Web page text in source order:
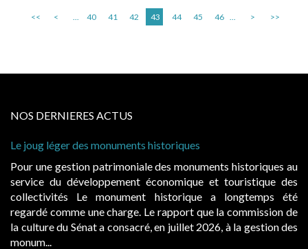
<< < ... 40 41 42 43 44 45 46 ... > >>
NOS DERNIERES ACTUS
léger des monuments historiques
gestion patrimoniale des monuments historiques au
du développement économique et touristique des
Le monument historique a longtemps été
comme une charge. Le rapport que la commission de
du Sénat a consacré, en juillet 2026, à la gestion des
public,